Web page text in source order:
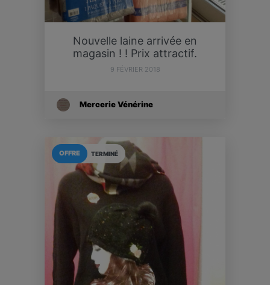
Nouvelle laine arrivée en
magasin ! ! Prix attractif.
9 FÉVRIER 2018
Mercerie Vénérine
TERMINÉ
OFFRE